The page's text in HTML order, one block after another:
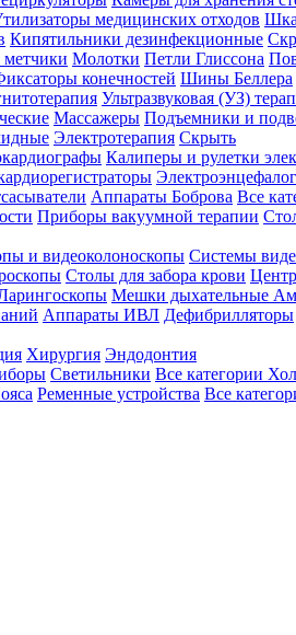
медицинских отходов
Кипятильники дезинфекционные
Молотки Петли Глиссона
конечностей Шины Беллера
Ультразвуковая (УЗ)
Массажеры Подъемники и
Электротерапия Скрыть
Калиперы и рулетки
Аппараты Боброва Все
Приборы вакуумной терапии
и видеоколоноскопы Системы
Столы для забора крови
Мешки дыхательные
Аппараты ИВЛ Дефибрилляторы
Хирургия Эндодонтия
Светильники Все категории
Ременные устройства Все